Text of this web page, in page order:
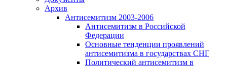
Архив
Антисемитизм 2003-2006
Антисемитизм в Российской
Федерации
Основные тенденции проявлений
антисемитизма в государствах СНГ
Политический антисемитизм в